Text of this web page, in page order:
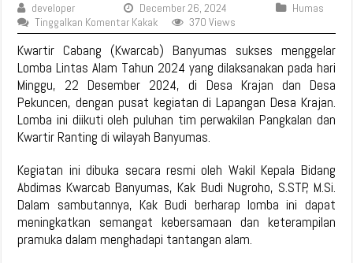
developer December 26, 2024
Humas
Tinggalkan Komentar Kakak
370 Views
Kwartir Cabang (Kwarcab) Banyumas sukses menggelar
Lomba Lintas Alam Tahun 2024 yang dilaksanakan pada hari
Minggu, 22 Desember 2024, di Desa Krajan dan Desa
Pekuncen, dengan pusat kegiatan di Lapangan Desa Krajan.
Lomba ini diikuti oleh puluhan tim perwakilan Pangkalan dan
Kwartir Ranting di wilayah Banyumas.
Kegiatan ini dibuka secara resmi oleh Wakil Kepala Bidang
Abdimas Kwarcab Banyumas, Kak Budi Nugroho, S.STP, M.Si.
Dalam sambutannya, Kak Budi berharap lomba ini dapat
meningkatkan semangat kebersamaan dan keterampilan
pramuka dalam menghadapi tantangan alam.